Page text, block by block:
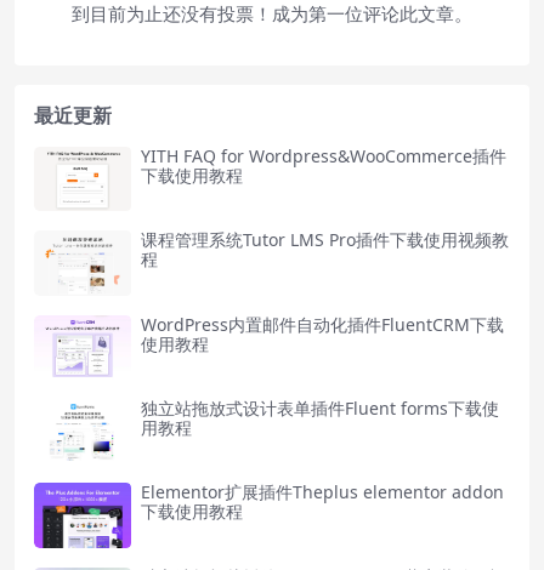
到目前为止还没有投票！成为第一位评论此文章。
最近更新
YITH FAQ for Wordpress&WooCommerce插件
下载使用教程
课程管理系统Tutor LMS Pro插件下载使用视频教
程
WordPress内置邮件自动化插件FluentCRM下载
使用教程
独立站拖放式设计表单插件Fluent forms下载使
用教程
Elementor扩展插件Theplus elementor addon
下载使用教程